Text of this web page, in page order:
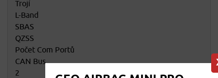
Trojí
L-Band
SBAS
QZSS
Počet Com Portů
CAN Bus
2